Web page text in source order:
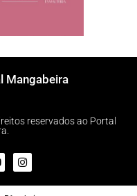
Mangabeira
reservados ao Portal